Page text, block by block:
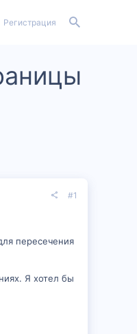
Регистрация
#1
пересечения
Я хотел бы